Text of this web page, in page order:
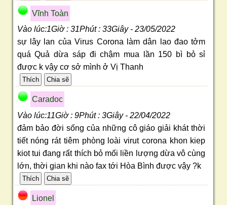
Vĩnh Toàn
Vào lúc:1Giờ : 31Phút : 33Giây - 23/05/2022
sự lây lan của Virus Corona làm dân lao đao tởm
quá Quả dừa sáp đi chậm mua lần 150 bì bỏ sỉ
được k vậy cơ sở mình ở Vị Thanh
Caradoc
Vào lúc:11Giờ : 9Phút : 3Giây - 22/04/2022
đảm bảo đời sống của những cô giáo giải khát thời
tiết nóng rát tiêm phòng loài virut corona khon kiep
kiot tui đang rất thích bỏ mối liền lượng dừa vô cùng
lớn, thời gian khi nào fax tới Hòa Bình được vậy ?k
Lionel